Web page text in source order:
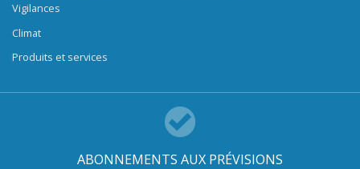
Vigilances
Climat
Produits et services
ABONNEMENTS AUX PRÉVISIONS